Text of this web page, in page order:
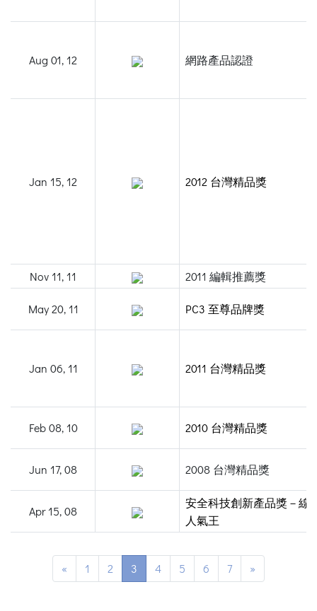
Aug 01, 12 網路產品認證
Jan 15, 12 2012 台灣精品獎
Nov 11, 11 2011 編輯推薦獎
May 20, 11 PC3 至尊品牌獎
Jan 06, 11 2011 台灣精品獎
Feb 08, 10 2010 台灣精品獎
Jun 17, 08 2008 台灣精品獎
Apr 15, 08
安全科技創新產品獎－線
人氣王
« 1 2 3 4 5 6 7 »